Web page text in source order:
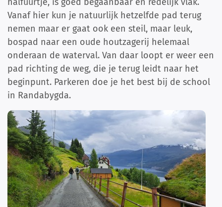
Vanaf hier kun je natuurlijk hetzelfde pad terug
nemen maar er gaat ook een steil, maar leuk,
bospad naar een oude houtzagerij helemaal
onderaan de waterval. Van daar loopt er weer een
pad richting de weg, die je terug leidt naar het
beginpunt. Parkeren doe je het best bij de school
in Randabygda.